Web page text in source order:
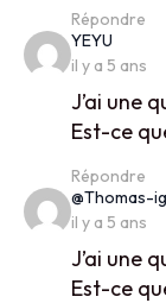
Répondre
YEYU
il y a 5 ans
J’ai une
Est-ce
Répondre
@Thomas-
il y a 5 ans
J’ai une
Est-ce